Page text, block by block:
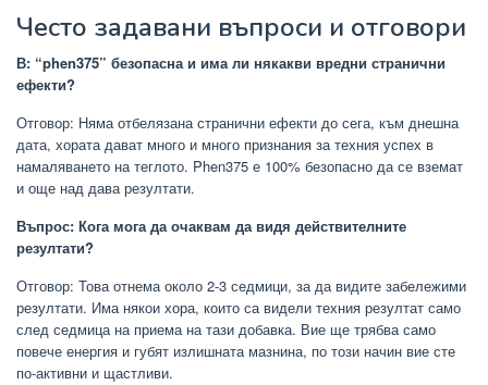
Често задавани въпроси и отговори
В: “phen375” безопасна и има ли някакви вредни странични
ефекти?
Отговор: Няма отбелязана странични ефекти до сега, към днешна
дата, хората дават много и много признания за техния успех в
намаляването на теглото. Phen375 е 100% безопасно да се вземат
и още над дава резултати.
Въпрос: Кога мога да очаквам да видя действителните
резултати?
Отговор: Това отнема около 2-3 седмици, за да видите забележими
резултати. Има някои хора, които са видели техния резултат само
след седмица на приема на тази добавка. Вие ще трябва само
повече енергия и губят излишната мазнина, по този начин вие сте
по-активни и щастливи.